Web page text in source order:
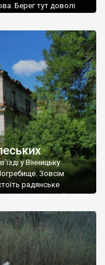
Берег тут доволі
навколишніх
Точної дати […]
у Вінницьку
Зовсім
радянське
а трохи далі, десь
у траві – […]